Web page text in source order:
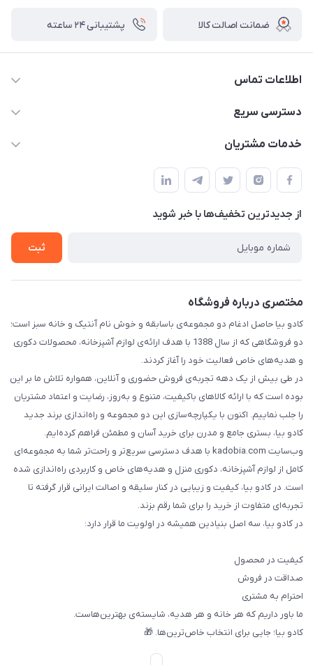
ضمانت اصالت کالا پشتیبانی ۲۴ ساعته
اطلاعات تماس
02177408855 و شماره واتس آپ 09126894295
دسترسی سریع
حساب کاربری
تماس با ما
خدمات مشتریان
قوانین و مقررات
حریم خصوصی
راهنما
از جدید‌ترین تخفیف‌ها با‌ خبر شوید
ثبت
مختصری درباره فروشگاه
کادو بیا حاصل ادغام دو مجموعه‌ی باسابقه و خوش‌ نام آنتیک و خانه سبز است؛
دو فروشگاهی که از سال 1388 با هدف ارائه‌ی لوازم آشپزخانه، محصولات دکوری
و هدیه‌های خاص فعالیت خود را آغاز کردند.
در طی بیش از یک دهه تجربه‌ی فروش حضوری و آنلاین، همواره تلاش ما بر این
بوده است که با ارائه کالاهای باکیفیت، متنوع و به‌روز، رضایت و اعتماد مشتریان
را جلب نماییم. اکنون با یکپارچه‌سازی این دو مجموعه و راه‌اندازی برند جدید
کادو بیا، بستری جامع و مدرن برای خرید آسان و مطمئن فراهم کرده‌ایم.
وب‌سایت kadobia.com با هدف دسترسی سریع‌تر و راحت‌تر شما به مجموعه‌ای
کامل از لوازم آشپزخانه، دکوری منزل و هدیه‌های خاص و کاربردی راه‌اندازی شده
است. در کادو بیا، کیفیت و زیبایی در کنار سلیقه و اصالت ایرانی قرار گرفته تا
تجربه‌ای متفاوت از خرید را برای شما رقم بزند.
در کادو بیا، سه اصل بنیادین همیشه در اولویت ما قرار دارد:
کیفیت در محصول
صداقت در فروش
احترام به مشتری
ما باور داریم که هر خانه و هر هدیه، شایسته‌ی بهترین‌هاست.
کادو بیا؛ جایی برای انتخاب خاص‌ترین‌ها. 🎁